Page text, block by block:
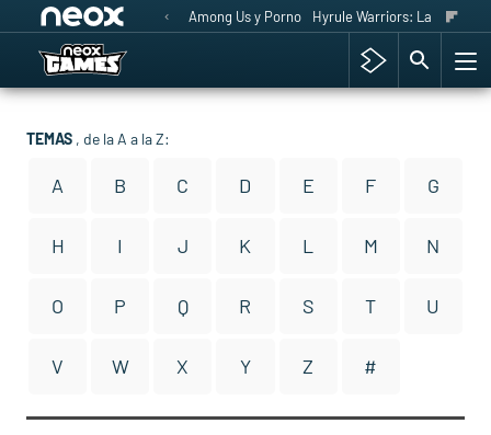
Among Us y Porno Hyrule Warriors: La Era del
TEMAS , de la A a la Z:
A B C D E F G
H I J K L M N
O P Q R S T U
V W X Y Z #